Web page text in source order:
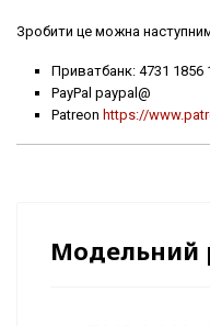
Зробити це можна
Приватбанк: 4731 1856
PayPal paypal@
Patreon https://
Модельний